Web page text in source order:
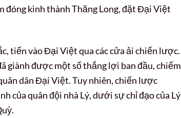
đóng kinh thành Thăng Long, đặt Đại Việt
tiến vào Đại Việt qua các cửa ải chiến lược.
giành được một số thắng lợi ban đầu, chiếm
dân Đại Việt. Tuy nhiên, chiến lược
của quân đội nhà Lý, dưới sự chỉ đạo của Lý